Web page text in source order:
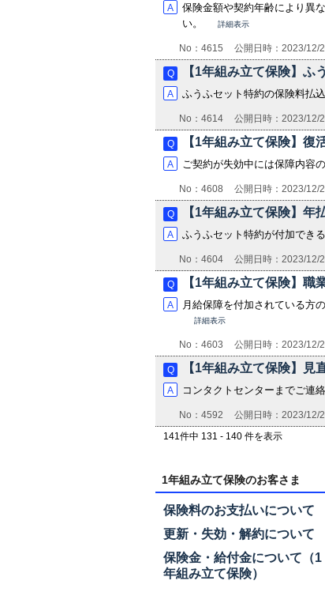
保険金額や契約年齢により異
い。
詳細表示
No：4615 公開日時：2023/12/
【1年組み立て保険】ふ
ふうふセット特約の保険料払
No：4614 公開日時：2023/12/
【1年組み立て保険】復
ご契約が失効中には保障内容
No：4608 公開日時：2023/12/
【1年組み立て保険】年
ふうふセット特約が付加でき
No：4604 公開日時：2023/12/
【1年組み立て保険】職
月給保障を付加されている方
詳細表示
No：4603 公開日時：2023/12/
【1年組み立て保険】見
コンタクトセンターまでご連
No：4592 公開日時：2023/12/
141件中 131 - 140 件を表示
1年組み立て保険のお客さま
保険料のお支払いについて
更新・失効・解約について
保険金・給付金について（1
年組み立て保険）